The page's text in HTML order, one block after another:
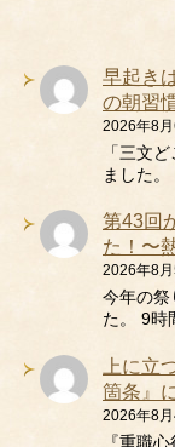
早起き
の朝習
2026年8月
「三文
ました
第43回
た！〜
2026年8月
今年の
た。 9時
上に
箇条』
2026年8月
『重職